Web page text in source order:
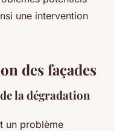
une intervention
des façades
la dégradation
un problème